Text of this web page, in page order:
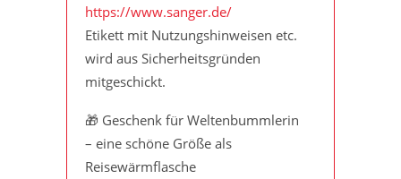
https://www.sanger.de/
Etikett mit Nutzungshinweisen etc.
wird aus Sicherheitsgründen
mitgeschickt.
🎁 Geschenk für Weltenbummlerin
– eine schöne Größe als
Reisewärmflasche